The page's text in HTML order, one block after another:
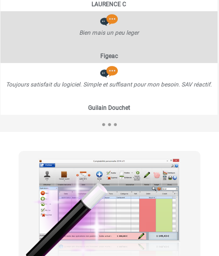
LAURENCE C
Bien mais un peu leger
Figeac
Toujours satisfait du logiciel. Simple et suffisant pour mon besoin. SAV réactif.
Guilain Douchet